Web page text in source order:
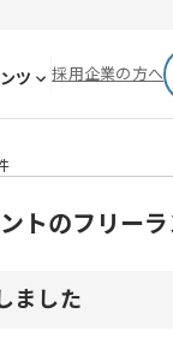
ツ 採用企業の方へ
トのフリー
ました